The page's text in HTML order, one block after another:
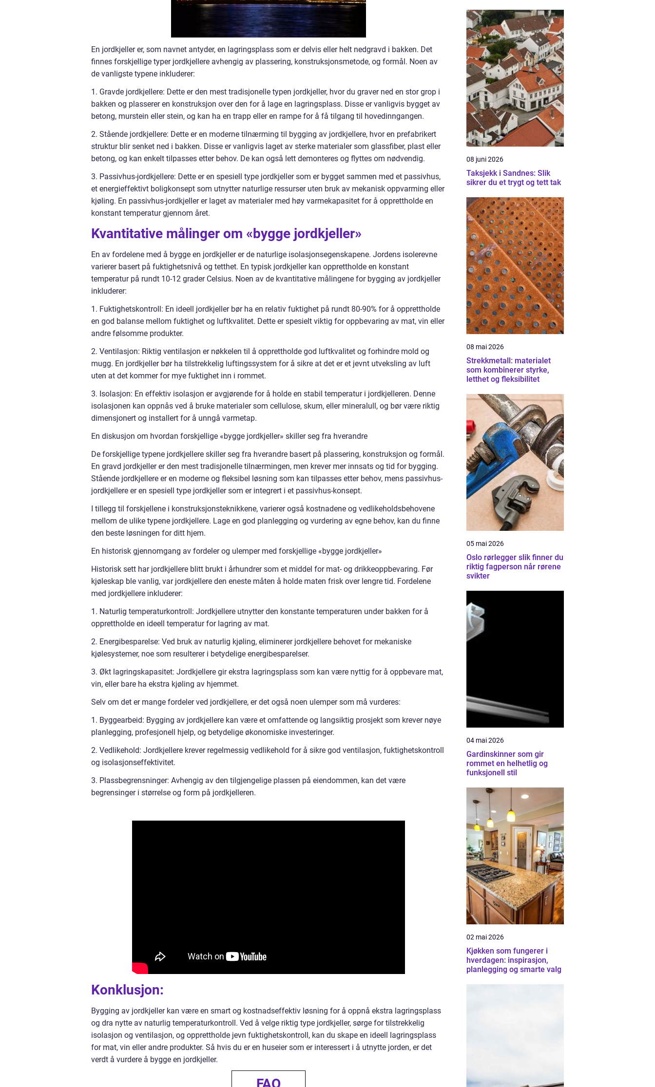
En jordkjeller er, som navnet antyder, en lagringsplass som er delvis eller helt nedgravd i bakken. Det
finnes forskjellige typer jordkjellere avhengig av plassering, konstruksjonsmetode, og formål. Noen av
de vanligste typene inkluderer:
1. Gravde jordkjellere: Dette er den mest tradisjonelle typen jordkjeller, hvor du graver ned en stor grop i
bakken og plasserer en konstruksjon over den for å lage en lagringsplass. Disse er vanligvis bygget av
betong, murstein eller stein, og kan ha en trapp eller en rampe for å få tilgang til hovedinngangen.
2. Stående jordkjellere: Dette er en moderne tilnærming til bygging av jordkjellere, hvor en prefabrikert
struktur blir senket ned i bakken. Disse er vanligvis laget av sterke materialer som glassfiber, plast eller
betong, og kan enkelt tilpasses etter behov. De kan også lett demonteres og flyttes om nødvendig.
3. Passivhus-jordkjellere: Dette er en spesiell type jordkjeller som er bygget sammen med et passivhus,
et energieffektivt boligkonsept som utnytter naturlige ressurser uten bruk av mekanisk oppvarming eller
kjøling. En passivhus-jordkjeller er laget av materialer med høy varmekapasitet for å opprettholde en
konstant temperatur gjennom året.
Kvantitative målinger om «bygge jordkjeller»
En av fordelene med å bygge en jordkjeller er de naturlige isolasjonsegenskapene. Jordens isolerevne
varierer basert på fuktighetsnivå og tetthet. En typisk jordkjeller kan opprettholde en konstant
temperatur på rundt 10-12 grader Celsius. Noen av de kvantitative målingene for bygging av jordkjeller
inkluderer:
1. Fuktighetskontroll: En ideell jordkjeller bør ha en relativ fuktighet på rundt 80-90% for å opprettholde
en god balanse mellom fuktighet og luftkvalitet. Dette er spesielt viktig for oppbevaring av mat, vin eller
andre følsomme produkter.
2. Ventilasjon: Riktig ventilasjon er nøkkelen til å opprettholde god luftkvalitet og forhindre mold og
mugg. En jordkjeller bør ha tilstrekkelig luftingssystem for å sikre at det er et jevnt utveksling av luft
uten at det kommer for mye fuktighet inn i rommet.
3. Isolasjon: En effektiv isolasjon er avgjørende for å holde en stabil temperatur i jordkjelleren. Denne
isolasjonen kan oppnås ved å bruke materialer som cellulose, skum, eller mineralull, og bør være riktig
dimensjonert og installert for å unngå varmetap.
En diskusjon om hvordan forskjellige «bygge jordkjeller» skiller seg fra hverandre
De forskjellige typene jordkjellere skiller seg fra hverandre basert på plassering, konstruksjon og formål.
En gravd jordkjeller er den mest tradisjonelle tilnærmingen, men krever mer innsats og tid for bygging.
Stående jordkjellere er en moderne og fleksibel løsning som kan tilpasses etter behov, mens passivhus-
jordkjellere er en spesiell type jordkjeller som er integrert i et passivhus-konsept.
I tillegg til forskjellene i konstruksjonsteknikkene, varierer også kostnadene og vedlikeholdsbehovene
mellom de ulike typene jordkjellere. Lage en god planlegging og vurdering av egne behov, kan du finne
den beste løsningen for ditt hjem.
En historisk gjennomgang av fordeler og ulemper med forskjellige «bygge jordkjeller»
Historisk sett har jordkjellere blitt brukt i århundrer som et middel for mat- og drikkeoppbevaring. Før
kjøleskap ble vanlig, var jordkjellere den eneste måten å holde maten frisk over lengre tid. Fordelene
med jordkjellere inkluderer:
1. Naturlig temperaturkontroll: Jordkjellere utnytter den konstante temperaturen under bakken for å
opprettholde en ideell temperatur for lagring av mat.
2. Energibesparelse: Ved bruk av naturlig kjøling, eliminerer jordkjellere behovet for mekaniske
kjølesystemer, noe som resulterer i betydelige energibesparelser.
3. Økt lagringskapasitet: Jordkjellere gir ekstra lagringsplass som kan være nyttig for å oppbevare mat,
vin, eller bare ha ekstra kjøling av hjemmet.
Selv om det er mange fordeler ved jordkjellere, er det også noen ulemper som må vurderes:
1. Byggearbeid: Bygging av jordkjellere kan være et omfattende og langsiktig prosjekt som krever nøye
planlegging, profesjonell hjelp, og betydelige økonomiske investeringer.
2. Vedlikehold: Jordkjellere krever regelmessig vedlikehold for å sikre god ventilasjon, fuktighetskontroll
og isolasjonseffektivitet.
3. Plassbegrensninger: Avhengig av den tilgjengelige plassen på eiendommen, kan det være
begrensinger i størrelse og form på jordkjelleren.
Konklusjon:
Bygging av jordkjeller kan være en smart og kostnadseffektiv løsning for å oppnå ekstra lagringsplass
og dra nytte av naturlig temperaturkontroll. Ved å velge riktig type jordkjeller, sørge for tilstrekkelig
isolasjon og ventilasjon, og opprettholde jevn fuktighetskontroll, kan du skape en ideell lagringsplass
for mat, vin eller andre produkter. Så hvis du er en huseier som er interessert i å utnytte jorden, er det
verdt å vurdere å bygge en jordkjeller.
FAQ
08 juni 2026
Taksjekk i Sandnes: Slik
sikrer du et trygt og tett tak
08 mai 2026
Strekkmetall: materialet
som kombinerer styrke,
letthet og fleksibilitet
05 mai 2026
Oslo rørlegger slik finner du
riktig fagperson når rørene
svikter
04 mai 2026
Gardinskinner som gir
rommet en helhetlig og
funksjonell stil
02 mai 2026
Kjøkken som fungerer i
hverdagen: inspirasjon,
planlegging og smarte valg